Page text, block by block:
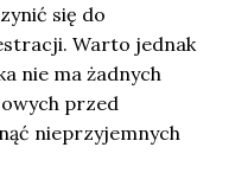
się do
Warto jednak
nie ma żadnych
przed
nieprzyjemnych